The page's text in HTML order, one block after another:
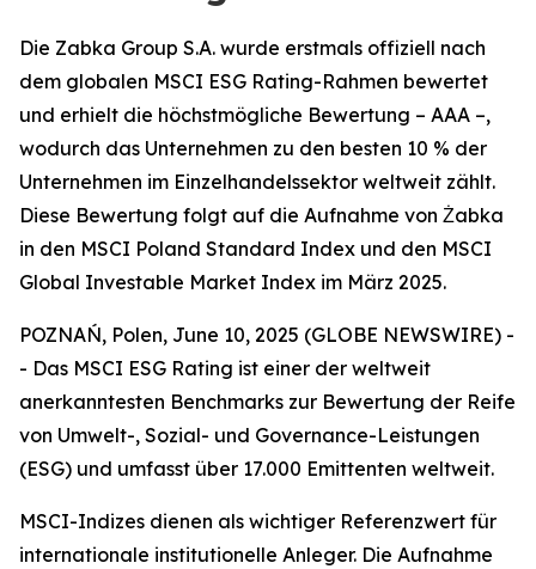
Die Zabka Group S.A. wurde erstmals offiziell nach
dem globalen MSCI ESG Rating-Rahmen bewertet
und erhielt die höchstmögliche Bewertung – AAA –,
wodurch das Unternehmen zu den besten 10 % der
Unternehmen im Einzelhandelssektor weltweit zählt.
Diese Bewertung folgt auf die Aufnahme von Żabka
in den MSCI Poland Standard Index und den MSCI
Global Investable Market Index im März 2025.
POZNAŃ, Polen, June 10, 2025 (GLOBE NEWSWIRE) -
- Das MSCI ESG Rating ist einer der weltweit
anerkanntesten Benchmarks zur Bewertung der Reife
von Umwelt-, Sozial- und Governance-Leistungen
(ESG) und umfasst über 17.000 Emittenten weltweit.
MSCI-Indizes dienen als wichtiger Referenzwert für
internationale institutionelle Anleger. Die Aufnahme